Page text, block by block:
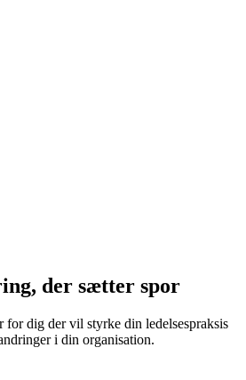
der sætter spor
for dig der vil styrke din ledelsespraksis
i din organisation.